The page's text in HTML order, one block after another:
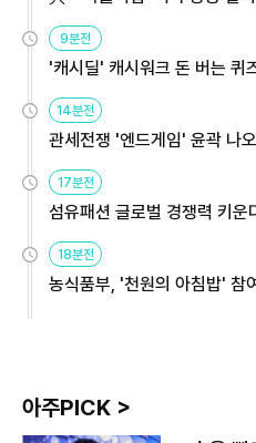
9분전
'캐시딜' 캐시워크 돈 버는 퀴
14분전
관세전쟁 '엔드게임' 윤곽 나
용해야
17분전
섬유패션 글로벌 경쟁력 키
원
18분전
농식품부, '천원의 아침밥' 참
아주PICK >